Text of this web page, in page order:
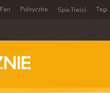
Fan Polityczka Spis Treści Tagi